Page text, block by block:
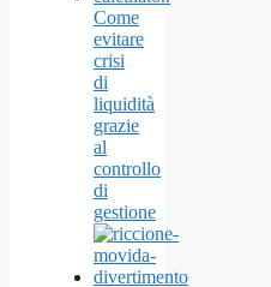
Come
evitare
crisi
di
liquidità
grazie
al
controllo
di
gestione